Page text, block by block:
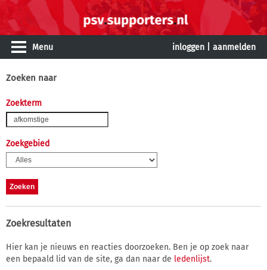
Menu inloggen aanmelden
Zoeken naar
Zoekterm
Zoekgebied
Zoekresultaten
Hier kan je nieuws en reacties doorzoeken. Ben je op zoek naar
een bepaald lid van de site, ga dan naar de ledenlijst.